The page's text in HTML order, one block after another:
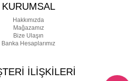
KURUMSAL
Hakkımızda
Mağazamız
Bize Ulaşın
Banka Hesaplarımız
İLİŞKİLERİ